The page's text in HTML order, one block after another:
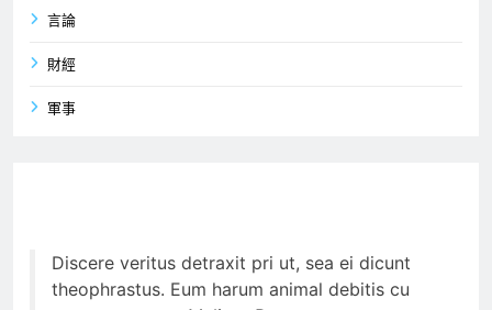
言論
財經
軍事
Discere veritus detraxit pri ut, sea ei dicunt
theophrastus. Eum harum animal debitis cu